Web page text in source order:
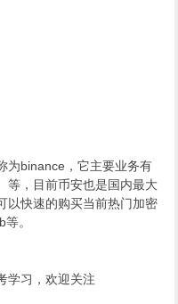
为binance，它主要业务有
等，目前币安也是国内最大
以快速的购买当前热门加密
。
学习，欢迎关注